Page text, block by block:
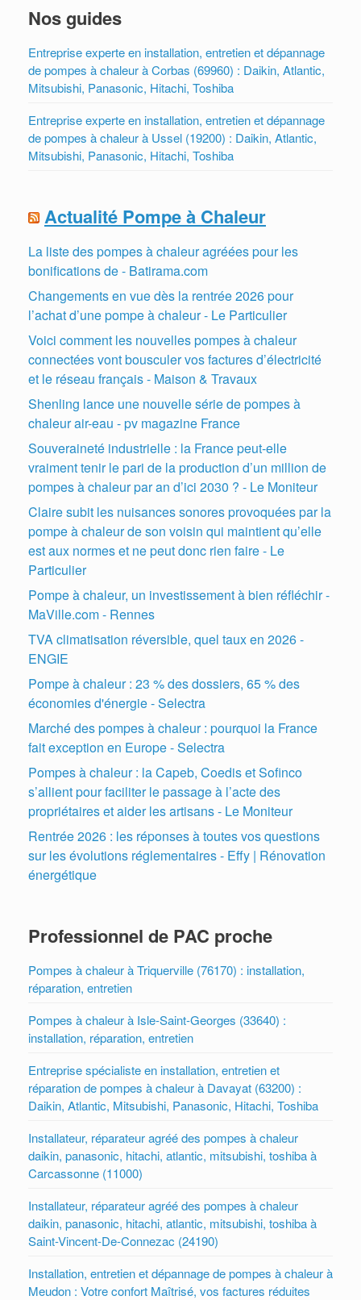
Nos guides
Entreprise experte en installation, entretien et dépannage
de pompes à chaleur à Corbas (69960) : Daikin, Atlantic,
Mitsubishi, Panasonic, Hitachi, Toshiba
Entreprise experte en installation, entretien et dépannage
de pompes à chaleur à Ussel (19200) : Daikin, Atlantic,
Mitsubishi, Panasonic, Hitachi, Toshiba
Actualité Pompe à Chaleur
La liste des pompes à chaleur agréées pour les
bonifications de - Batirama.com
Changements en vue dès la rentrée 2026 pour
l’achat d’une pompe à chaleur - Le Particulier
Voici comment les nouvelles pompes à chaleur
connectées vont bousculer vos factures d’électricité
et le réseau français - Maison & Travaux
Shenling lance une nouvelle série de pompes à
chaleur air-eau - pv magazine France
Souveraineté industrielle : la France peut-elle
vraiment tenir le pari de la production d’un million de
pompes à chaleur par an d’ici 2030 ? - Le Moniteur
Claire subit les nuisances sonores provoquées par la
pompe à chaleur de son voisin qui maintient qu’elle
est aux normes et ne peut donc rien faire - Le
Particulier
Pompe à chaleur, un investissement à bien réfléchir -
MaVille.com - Rennes
TVA climatisation réversible, quel taux en 2026 -
ENGIE
Pompe à chaleur : 23 % des dossiers, 65 % des
économies d'énergie - Selectra
Marché des pompes à chaleur : pourquoi la France
fait exception en Europe - Selectra
Pompes à chaleur : la Capeb, Coedis et Sofinco
s’allient pour faciliter le passage à l’acte des
propriétaires et aider les artisans - Le Moniteur
Rentrée 2026 : les réponses à toutes vos questions
sur les évolutions réglementaires - Effy | Rénovation
énergétique
Professionnel de PAC proche
Pompes à chaleur à Triquerville (76170) : installation,
réparation, entretien
Pompes à chaleur à Isle-Saint-Georges (33640) :
installation, réparation, entretien
Entreprise spécialiste en installation, entretien et
réparation de pompes à chaleur à Davayat (63200) :
Daikin, Atlantic, Mitsubishi, Panasonic, Hitachi, Toshiba
Installateur, réparateur agréé des pompes à chaleur
daikin, panasonic, hitachi, atlantic, mitsubishi, toshiba à
Carcassonne (11000)
Installateur, réparateur agréé des pompes à chaleur
daikin, panasonic, hitachi, atlantic, mitsubishi, toshiba à
Saint-Vincent-De-Connezac (24190)
Installation, entretien et dépannage de pompes à chaleur à
Meudon : Votre confort Maîtrisé, vos factures réduites